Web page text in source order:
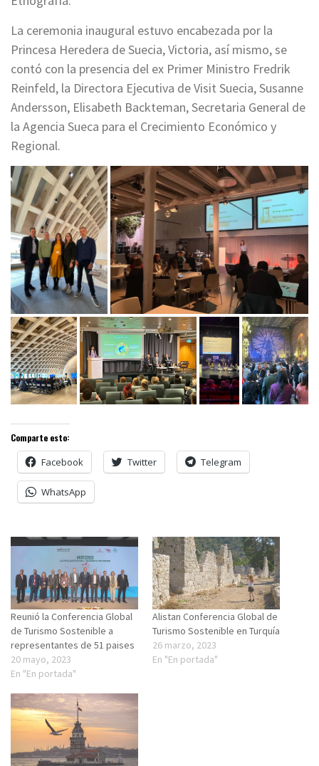
La ceremonia inaugural estuvo encabezada por la
Princesa Heredera de Suecia, Victoria, así mismo, se
contó con la presencia del ex Primer Ministro Fredrik
Reinfeld, la Directora Ejecutiva de Visit Suecia, Susanne
Andersson, Elisabeth Backteman, Secretaria General de
la Agencia Sueca para el Crecimiento Económico y
Regional.
Comparte esto:
Facebook Twitter Telegram
WhatsApp
Reunió la Conferencia Global
de Turismo Sostenible a
representantes de 51 paises
20 mayo, 2023
En "En portada"
Alistan Conferencia Global de
Turismo Sostenible en Turquía
26 marzo, 2023
En "En portada"